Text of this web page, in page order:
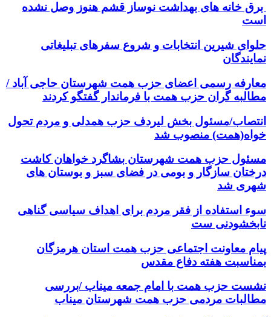
برق خانه های بهداشت نوساز قشم هنوز وصل نشده
است
حلوای شیرین انتخابات و شروع سفرهای تبلیغاتی
نمایندگان
معارفه رسمی اعضای حزب همت شهرستان حاجی آباد /
مطالبه گران حزب همت با فرماندار گفتگو کردند
انتصاب/مسئول بخش لیردف حزب همدلی و مردم تحول
خواه(همت) منصوب شد
مسئول حزب همت شهرستان بشاگرد خواهان کاشت
درختان سازگار و بومی در فضای سبز و بوستان های
شهری شد
سوء استفاده از فقر مردم برای اهداف سیاسی گناهی
نابخشودنی ست
پیام معاونت اجتماعی حزب همت استان هرمزگان
بمناسبت هفته دفاع مقدس
نشست حزب همت با امام جمعه میناب /بررسی
مطالبات مردمی حزب همت شهرستان میناب